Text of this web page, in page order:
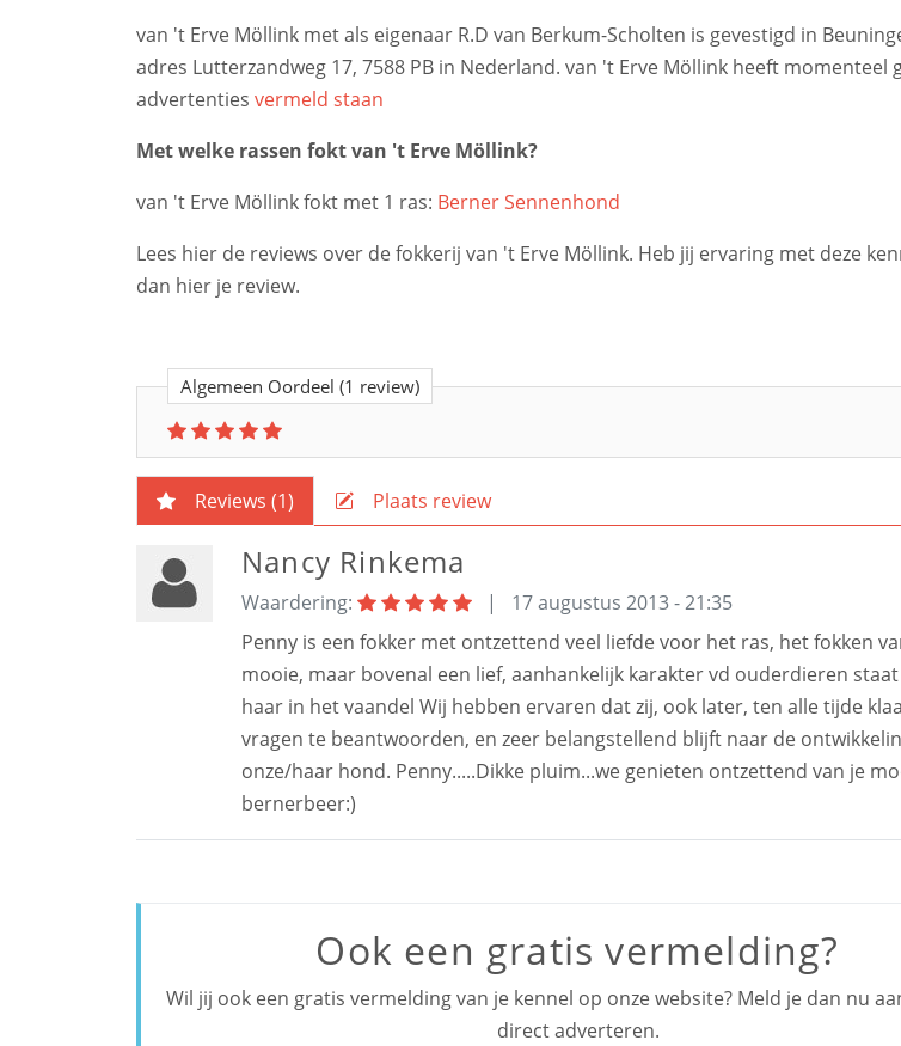
van 't Erve Möllink met als eigenaar R.D van Berkum-Scholten is gevestigd in
adres Lutterzandweg 17, 7588 PB in Nederland. van 't Erve Möllink heeft momenteel
advertenties vermeld staan
Met welke rassen fokt van 't Erve Möllink?
van 't Erve Möllink fokt met 1 ras: Berner Sennenhond
Lees hier de reviews over de fokkerij van 't Erve Möllink. Heb jij ervaring met deze
dan hier je review.
Algemeen Oordeel (1 review)
Reviews (1) Plaats review
Nancy Rinkema
Waardering: |
17 augustus 2013 - 21:35
Penny is een fokker met ontzettend veel liefde voor het ras, het fokken
mooie, maar bovenal een lief, aanhankelijk karakter vd ouderdieren
haar in het vaandel Wij hebben ervaren dat zij, ook later, ten alle tijde
vragen te beantwoorden, en zeer belangstellend blijft naar de
onze/haar hond. Penny.....Dikke pluim...we genieten ontzettend van je
bernerbeer:)
Ook een gratis vermelding?
Wil jij ook een gratis vermelding van je kennel op onze website? Meld je dan nu
direct adverteren.